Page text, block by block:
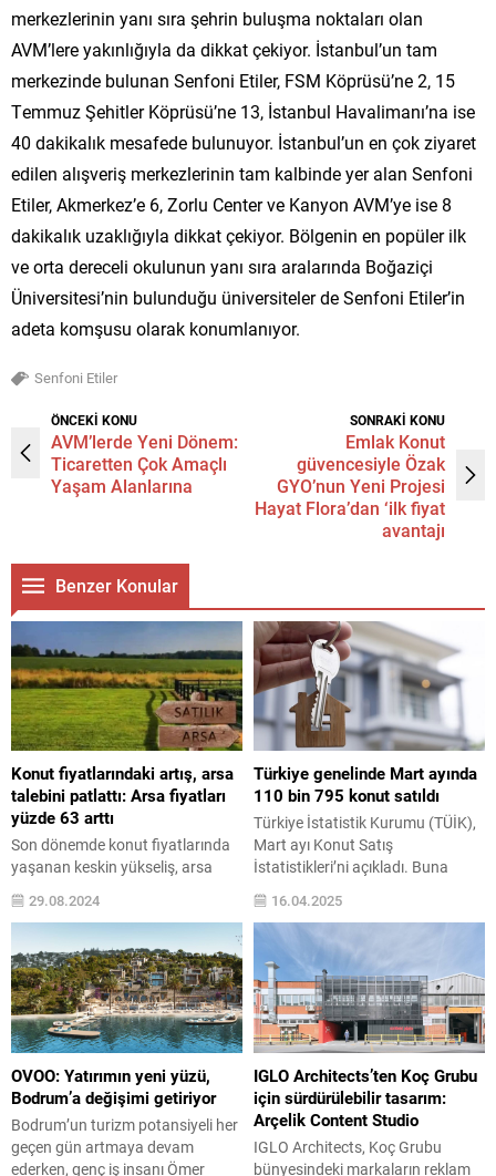
merkezlerinin yanı sıra şehrin buluşma noktaları olan
AVM’lere yakınlığıyla da dikkat çekiyor. İstanbul’un tam
merkezinde bulunan Senfoni Etiler, FSM Köprüsü’ne 2, 15
Temmuz Şehitler Köprüsü’ne 13, İstanbul Havalimanı’na ise
40 dakikalık mesafede bulunuyor. İstanbul’un en çok ziyaret
edilen alışveriş merkezlerinin tam kalbinde yer alan Senfoni
Etiler, Akmerkez’e 6, Zorlu Center ve Kanyon AVM’ye ise 8
dakikalık uzaklığıyla dikkat çekiyor. Bölgenin en popüler ilk
ve orta dereceli okulunun yanı sıra aralarında Boğaziçi
Üniversitesi’nin bulunduğu üniversiteler de Senfoni Etiler’in
adeta komşusu olarak konumlanıyor.
Senfoni Etiler
ÖNCEKİ KONU
AVM’lerde Yeni Dönem:
Ticaretten Çok Amaçlı
Yaşam Alanlarına
SONRAKİ KONU
Emlak Konut
güvencesiyle Özak
GYO’nun Yeni Projesi
Hayat Flora’dan ‘ilk fiyat
avantajı
Benzer Konular
Konut fiyatlarındaki artış, arsa
talebini patlattı: Arsa fiyatları
yüzde 63 arttı
Son dönemde konut fiyatlarında
yaşanan keskin yükseliş, arsa
talebini önemli ölçüde artırdı.
Gayrimenkul sektöründe yaşanan
bu değişim, yatırımcıları ve alıcıları
yeni arayışlara yönlendiriyor. Arsa
fiyatları, son bir yıl içinde yüzde 63
oranında artarken, bu talep artışı
ilan sayılarında da kendini
gösterdi. Son altı ayda arsa
ilanlarında yüzde 25’lik bir artış...
29.08.2024
Türkiye genelinde Mart ayında
110 bin 795 konut satıldı
Türkiye İstatistik Kurumu (TÜİK),
Mart ayı Konut Satış
İstatistikleri’ni açıkladı. Buna
göre, Türkiye genelinde konut
satışları Mart ayında bir önceki
yılın aynı ayına göre yüzde 5,1
oranında artarak 110 bin 795
oldu. Konut satış sayısının en
fazla olduğu iller sırasıyla 19 bin
820 ile İstanbul, 10 bin 203 ile
Ankara...
16.04.2025
OVOO: Yatırımın yeni yüzü,
Bodrum’a değişimi getiriyor
Bodrum’un turizm potansiyeli her
geçen gün artmaya devam
ederken, genç iş insanı Ömer
IGLO Architects’ten Koç Grubu
için sürdürülebilir tasarım:
Arçelik Content Studio
IGLO Architects, Koç Grubu
bünyesindeki markaların reklam